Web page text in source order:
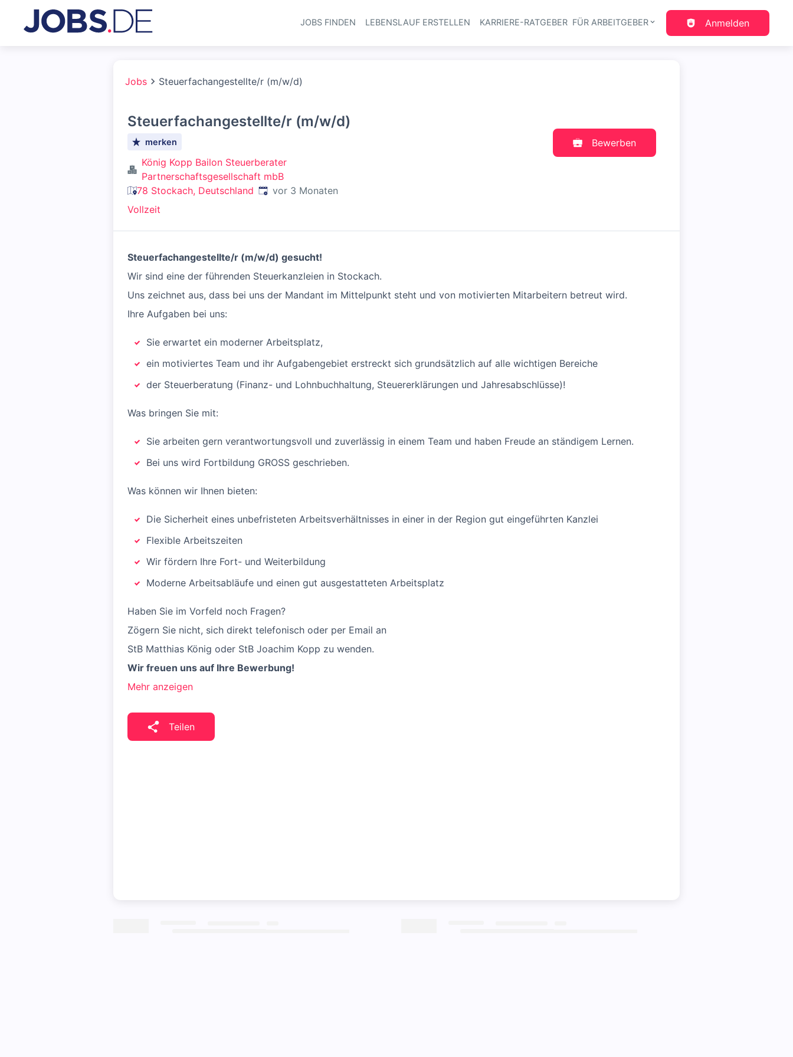
Haupt-Navigation
JOBS FINDEN LEBENSLAUF ERSTELLEN KARRIERE-RATGEBER FÜR ARBEITGEBER Anmelden
Jobs Steuerfachangestellte/r (m/w/d)
Steuerfachangestellte/r (m/w/d)
merken
König Kopp Bailon Steuerberater
Partnerschaftsgesellschaft mbB
78 Stockach, Deutschland Veröffentlicht:
vor 3 Monaten
Vollzeit
Bewerben
Steuerfachangestellte/r (m/w/d) gesucht!
Wir sind eine der führenden Steuerkanzleien in Stockach.
Uns zeichnet aus, dass bei uns der Mandant im Mittelpunkt steht und von motivierten Mitarbeitern betreut wird.
Ihre Aufgaben bei uns:
Sie erwartet ein moderner Arbeitsplatz,
ein motiviertes Team und ihr Aufgabengebiet erstreckt sich grundsätzlich auf alle wichtigen Bereiche
der Steuerberatung (Finanz- und Lohnbuchhaltung, Steuererklärungen und Jahresabschlüsse)!
Was bringen Sie mit:
Sie arbeiten gern verantwortungsvoll und zuverlässig in einem Team und haben Freude an ständigem Lernen.
Bei uns wird Fortbildung GROSS geschrieben.
Was können wir Ihnen bieten:
Die Sicherheit eines unbefristeten Arbeitsverhältnisses in einer in der Region gut eingeführten Kanzlei
Flexible Arbeitszeiten
Wir fördern Ihre Fort- und Weiterbildung
Moderne Arbeitsabläufe und einen gut ausgestatteten Arbeitsplatz
Haben Sie im Vorfeld noch Fragen?
Zögern Sie nicht, sich direkt telefonisch oder per Email an
StB Matthias König oder StB Joachim Kopp zu wenden.
Wir freuen uns auf Ihre Bewerbung!
Mehr anzeigen
Teilen